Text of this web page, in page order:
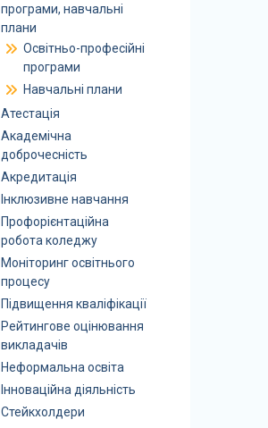
програми, навчальні
плани
Освітньо-професійні
програми
Навчальні плани
Атестація
Академічна
доброчесність
Акредитація
Інклюзивне навчання
Профорієнтаційна
робота коледжу
Моніторинг освітнього
процесу
Підвищення кваліфікації
Рейтингове оцінювання
викладачів
Неформальна освіта
Інноваційна діяльність
Стейкхолдери